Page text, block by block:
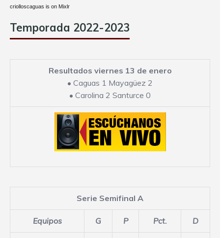
criolloscaguas is on Mixlr
Temporada 2022-2023
Resultados viernes 13 de enero
• Caguas 1 Mayagüez 2
• Carolina 2 Santurce 0
Serie Semifinal A
Equipos G P Pct. D